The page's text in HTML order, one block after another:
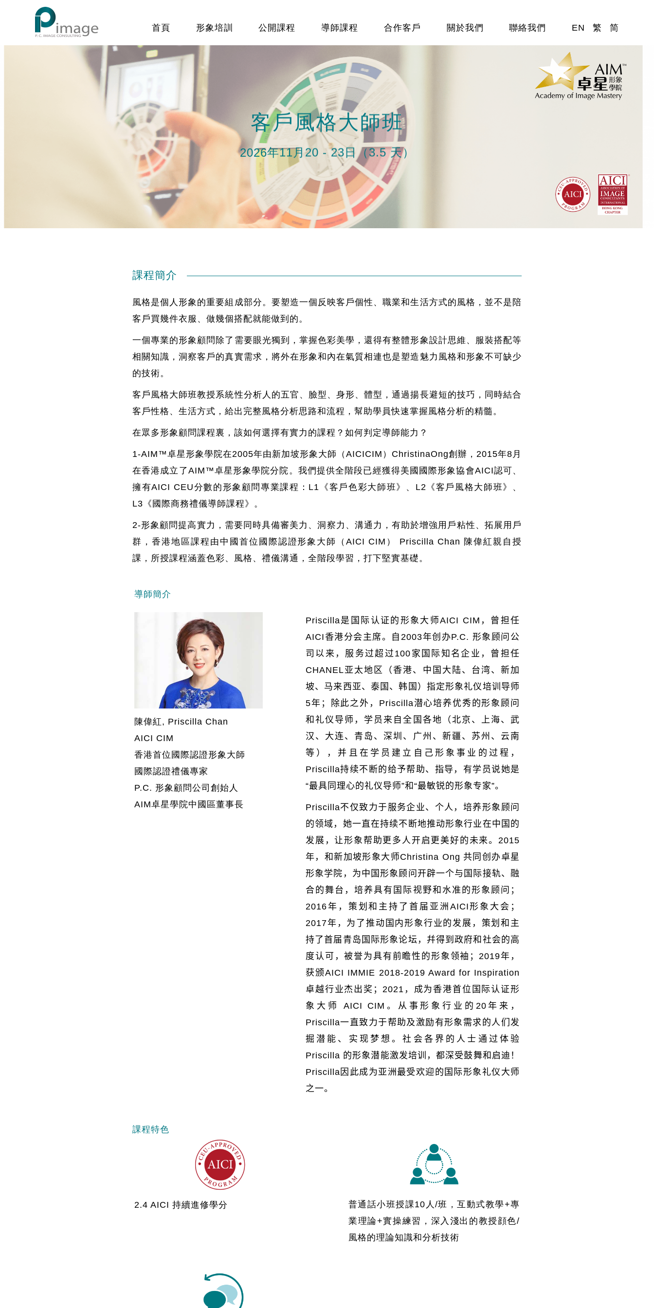
首頁 形象培訓 公開課程 導師課程 合作客戶 關於我們 聯絡我們 EN 繁 简
客戶風格大師班
2026年11月20 - 23日（3.5 天）
課程簡介
風格是個人形象的重要組成部分。要塑造一個反映客戶個性、職業和生活方式的風格，並不是陪
客戶買幾件衣服、做幾個搭配就能做到的。
一個專業的形象顧問除了需要眼光獨到，掌握色彩美學，還得有整體形象設計思維、服裝搭配等
相關知識，洞察客戶的真實需求，將外在形象和內在氣質相連也是塑造魅力風格和形象不可缺少
的技術。
客戶風格大師班教授系統性分析人的五官、臉型、身形、體型，通過揚長避短的技巧，同時結合
客戶性格、生活方式，給出完整風格分析思路和流程，幫助學員快速掌握風格分析的精髓。
在眾多形象顧問課程裏，該如何選擇有實力的課程？如何判定導師能力？
1-AIM™卓星形象學院在2005年由新加坡形象大師（AICICIM）ChristinaOng創辦，2015年8月
在香港成立了AIM™卓星形象學院分院。我們提供全階段已經獲得美國國際形象協會AICI認可、
擁有AICI CEU分數的形象顧問專業課程：L1《客戶色彩大師班》、L2《客戶風格大師班》、
L3《國際商務禮儀導師課程》。
2-形象顧問提高實力，需要同時具備審美力、洞察力、溝通力，有助於增強用戶粘性、拓展用戶
群，香港地區課程由中國首位國際認證形象大師（AICI CIM） Priscilla Chan 陳偉紅親自授
課，所授課程涵蓋色彩、風格、禮儀溝通，全階段學習，打下堅實基礎。
導師簡介
陳偉紅, Priscilla Chan
AICI CIM
香港首位國際認證形象大師
國際認證禮儀專家
P.C. 形象顧問公司創始人
AIM卓星學院中國區董事長
Priscilla是国际认证的形象大师AICI CIM ，曾担任
AICI 香港分会主席。自 2003年创办P.C. 形象顾问公
司以来，服务过超过100 家国际知名企业，曾担任
CHANEL亚太地区（香港、中国大陆、台湾、新加
坡、马来西亚、泰国、韩国）指定形象礼仪培训导师
5年；除此之外， Priscilla潜心培养优秀的形象顾问
和礼仪导师，学员来自全国各地（北京、上海、武
汉、大连、青岛、深圳、广州、新疆、苏州、云南
等），并且在学员建立自己形象事业的过程，
Priscilla持续不断的给予帮助、指导，有学员说她是
“最具同理心的礼仪导师”和“最敏锐的形象专家”。
Priscilla不仅致力于服务企业、个人，培养形象顾问
的领域，她一直在持续不断地推动形象行业在中国的
发展，让形象帮助更多人开启更美好的未来。 2015
年，和新加坡形象大师Christina Ong 共同创办卓星
形象学院，为中国形象顾问开辟一个与国际接轨、融
合的舞台，培养具有国际视野和水准的形象顾问；
2016年，策划和主持了首届亚洲 AICI形象大会；
2017年，为了推动国内形象行业的发展，策划和主
持了首届青岛国际形象论坛，幷得到政府和社会的高
度认可，被誉为具有前瞻性的形象领袖；2019年，
获颁AICI IMMIE 2018-2019 Award for Inspiration
卓越行业杰出奖；2021，成为香港首位国际认证形
象大师 AICI CIM。从事形象行业的 20 年来，
Priscilla一直致力于帮助及激励有形象需求的人们发
掘潜能、实现梦想。社会各界的人士通过体验
Priscilla 的形象潜能激发培训，都深受鼓舞和启迪！
Priscilla 因此成为亚洲最受欢迎的国际形象礼仪大师
之一。
課程特色
2.4 AICI 持續進修學分
普通話小班授課10人/班，互動式教學+專
業理論+實操練習，深入淺出的教授顔色/
風格的理論知識和分析技術